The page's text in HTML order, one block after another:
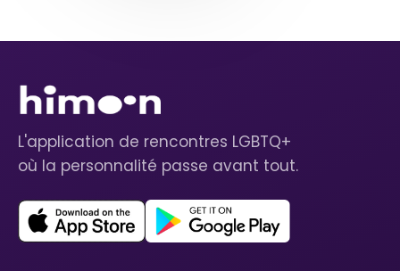
L'application de rencontres LGBTQ+
où la personnalité passe avant tout.